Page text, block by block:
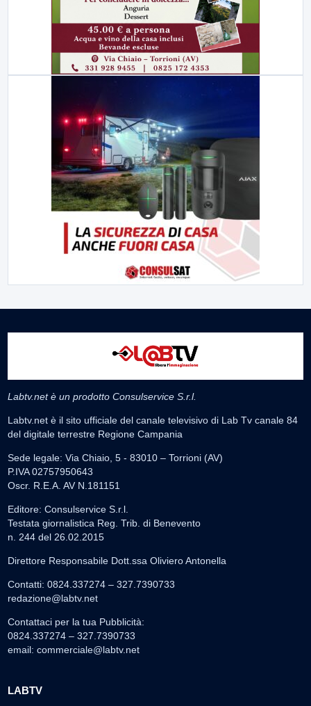
Labtv.net è un prodotto Consulservice S.r.l.
Labtv.net è il sito ufficiale del canale televisivo di Lab Tv canale 84
del digitale terrestre Regione Campania
Sede legale: Via Chiaio, 5 - 83010 – Torrioni (AV)
P.IVA 02757950643
Oscr. R.E.A. AV N.181151
Editore: Consulservice S.r.l.
Testata giornalistica Reg. Trib. di Benevento
n. 244 del 26.02.2015
Direttore Responsabile Dott.ssa Oliviero Antonella
Contatti: 0824.337274 – 327.7390733
redazione@labtv.net
Contattaci per la tua Pubblicità:
0824.337274 – 327.7390733
email: commerciale@labtv.net
LABTV